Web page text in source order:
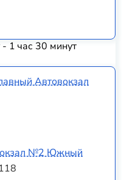
1 час 30 минут
Автовокзал
№2 Южный